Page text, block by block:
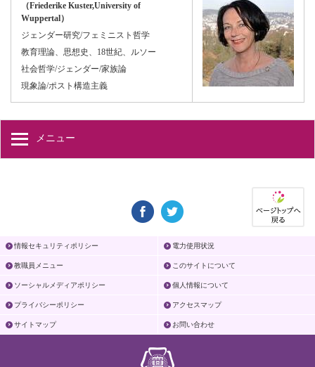
（Friederike Kuster,University of
Wuppertal）
ジェンダー研究/フェミニスト哲学
教育理論、思想史、18世紀、ルソー
社会哲学/ジェンダー/家族論
現象論/ポスト構造主義
メニュー
情報セキュリティポリシー 電力使用状況
教職員メニュー このサイトについて
ソーシャルメディアポリシー 個人情報について
プライバシーポリシー アクセスマップ
サイトマップ お問い合わせ